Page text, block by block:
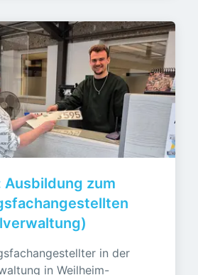
Ausbildung zum
in der
in Weilheim-